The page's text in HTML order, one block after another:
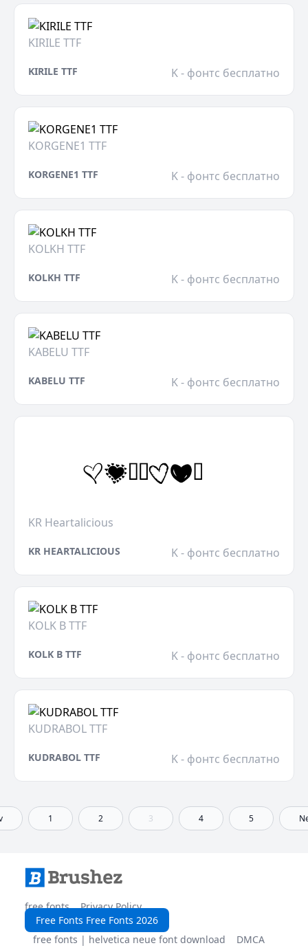
KIRILE TTF
KIRILE TTF K - фонтс бесплатно
KORGENE1 TTF
KORGENE1 TTF K - фонтс бесплатно
KOLKH TTF
KOLKH TTF K - фонтс бесплатно
KABELU TTF
KABELU TTF K - фонтс бесплатно
KR Heartalicious
KR HEARTALICIOUS K - фонтс бесплатно
KOLK B TTF
KOLK B TTF K - фонтс бесплатно
KUDRABOL TTF
KUDRABOL TTF K - фонтс бесплатно
1 2 3 4 5
free fonts
Privacy Policy
Free Fonts Free Fonts 2026
free fonts | helvetica neue font download
DMCA